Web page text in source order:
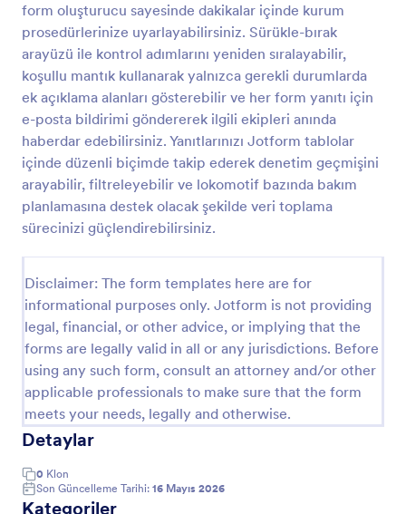
form oluşturucu sayesinde dakikalar içinde kurum
prosedürlerinize uyarlayabilirsiniz. Sürükle-bırak
arayüzü ile kontrol adımlarını yeniden sıralayabilir,
koşullu mantık kullanarak yalnızca gerekli durumlarda
ek açıklama alanları gösterebilir ve her form yanıtı için
e-posta bildirimi göndererek ilgili ekipleri anında
haberdar edebilirsiniz. Yanıtlarınızı Jotform tablolar
içinde düzenli biçimde takip ederek denetim geçmişini
arayabilir, filtreleyebilir ve lokomotif bazında bakım
planlamasına destek olacak şekilde veri toplama
sürecinizi güçlendirebilirsiniz.
Disclaimer: The form templates here are for
informational purposes only. Jotform is not providing
legal, financial, or other advice, or implying that the
forms are legally valid in all or any jurisdictions. Before
using any such form, consult an attorney and/or other
applicable professionals to make sure that the form
meets your needs, legally and otherwise.
Detaylar
0 Klon
Son Güncelleme Tarihi: 16 Mayıs 2026
Kategoriler
Yangın Güvenlik Denetimi Kontrol Listesi
Yangın güvenlik denetimi kontrol listesi, yangın
güvenliği müfettişleri tarafından bilgileri kaydetmek
ve bir yerdeki yangın güvenliği durumunu rapor
etmek için kullanılan belgedir. Bir yangın güvenlik
denetimi kontrol listesi, kullanımına bağlı olarak
birçok farklı özelliğe sahiptir. Bu bir yangın tatbikatı
yangın güvenliği yasalarına uyulup uyulmadığını
göstermek için de kullanılabilir. Amacı ne olursa
olsun, tüm önlemlerin alındığından emin olmak için
bir yangın güvenlik denetimi kontrol listesi yararlı ve
gereklidir. İhtiyaçlarınıza uygun bir belge oluşturmak
için bu ücretsiz Yangın Güvenlik Denetimi Kontrol
Listesi şablonunu kullanın!Logonuzu ekleyin,
istediğiniz alanları özelleştirin, kontrol listelerini
oluşturun ve kullanımı kolay arayüzü sayesinde çok
daha fazlasını yapın. Bu form, elinizin altındaki
herhangi bir mobil cihazla doldurulabilir. Her
gönderim Jotform gelen kutunuzu otomatik olarak
doldurur ve bilgileri depolamak için diğer
Go to Category:
Kontrol Listesi Formları
Şablon Kullan
Önizleme